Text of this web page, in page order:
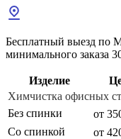
Бесплатный выезд по
минимального заказа
Изделие
Химчистка офисных
Без спинки
от
Со спинкой
от